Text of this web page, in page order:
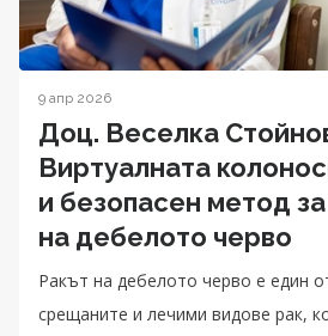
9 апр 2026
Доц. Веселка
Виртуалната
и безопасен метод
на дебелото черво
Ракът на дебелото черво е един
срещаните и лечими видове рак,